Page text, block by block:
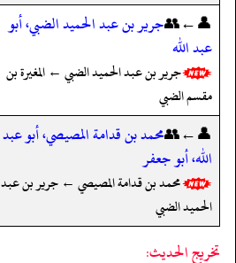
👤←👥جرير بن عبد الحميد الضبي، أبو
عبد الله
جرير بن عبد الحميد الضبي ← المغيرة بن
مقسم الضبي
👤←👥محمد بن قدامة المصيصي، أبو عبد
الله، أبو جعفر
محمد بن قدامة المصيصي ← جرير بن عبد
الحميد الضبي
تخريج الحديث: